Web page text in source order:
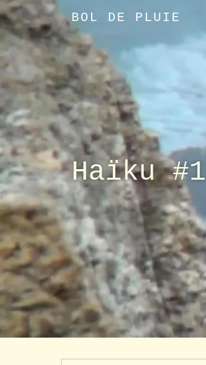
BOL DE PLUIE
Haïku